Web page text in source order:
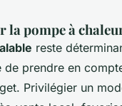
pompe à
reste
prendre en
Privilégier un